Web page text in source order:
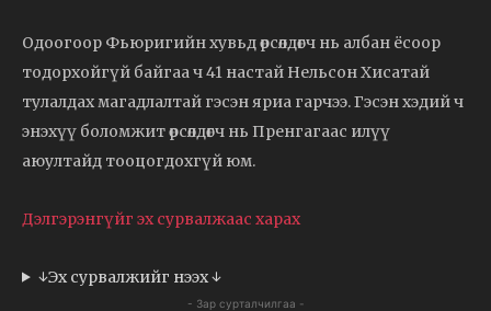
Одоогоор Фьюригийн хувьд өрсөлдөгч нь албан ёсоор
тодорхойгүй байгаа ч 41 настай Нельсон Хисатай
тулалдах магадлалтай гэсэн яриа гарчээ. Гэсэн хэдий ч
энэхүү боломжит өрсөлдөгч нь Пренгагаас илүү
аюултайд тооцогдохгүй юм.
Дэлгэрэнгүйг эх сурвалжаас харах
↓Эх сурвалжийг нээх ↓
- Зар сурталчилгаа -